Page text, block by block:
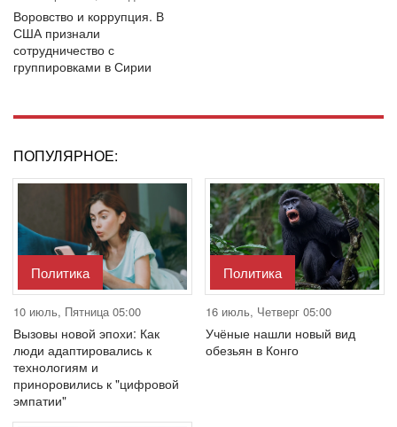
Воровство и коррупция. В
США признали
сотрудничество с
группировками в Сирии
ПОПУЛЯРНОЕ:
Политика
10 июль, Пятница 05:00
Вызовы новой эпохи: Как
люди адаптировались к
технологиям и
приноровились к "цифровой
эмпатии"
Политика
16 июль, Четверг 05:00
Учёные нашли новый вид
обезьян в Конго